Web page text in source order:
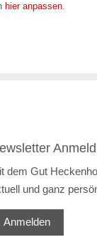
hier anpassen.
dem Gut
und ganz
Anmelden